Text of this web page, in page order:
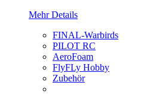
Mehr Details
FINAL-Warbirds
PILOT RC
AeroFoam
FlyFLy Hobby
Zubehör